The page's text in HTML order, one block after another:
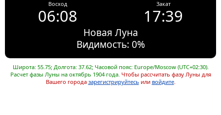
Восход
06:08
Закат
17:39
Новая Луна
Видимость: 0%
Широта: 55.75; Долгота: 37.62; Часовой пояс: Europe/Moscow (UTC+02:30).
Расчет фазы Луны на октябрь 1904 года. Чтобы рассчитать фазу Луны для
Вашего города зарегистрируйтесь или войдите.